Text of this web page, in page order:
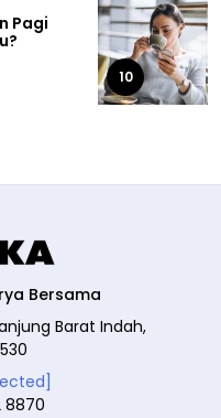
Pagi
10
Bersama
Barat Indah,
8870